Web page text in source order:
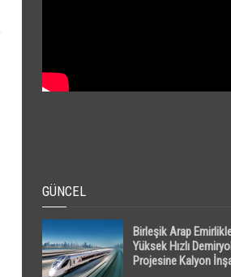
GÜNCEL
Birleşik Arap
Yüksek Hızlı
Projesine Kalyon